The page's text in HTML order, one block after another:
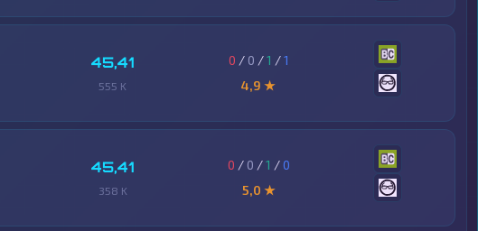
45,41
555 K
0 / 0 /1 /1
4,9 ★
45,41
358 K
0 / 0 /1 /0
5,0 ★